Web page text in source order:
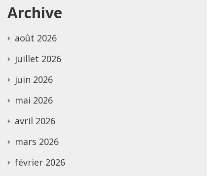
Archive
août 2026
juillet 2026
juin 2026
mai 2026
avril 2026
mars 2026
février 2026